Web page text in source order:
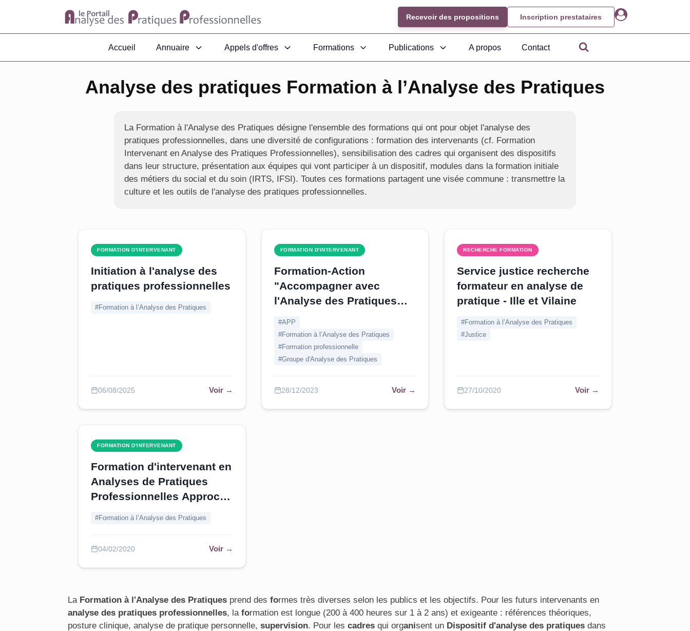
Recevoir des propositions Inscription prestataires
Accueil Annuaire Appels d'offres Formations Publications A propos Contact
Analyse des pratiques Formation à l’Analyse des Pratiques
La Formation à l'Analyse des Pratiques désigne l'ensemble des formations qui ont pour objet l'analyse des
pratiques professionnelles, dans une diversité de configurations : formation des intervenants (cf. Formation
Intervenant en Analyse des Pratiques Professionnelles), sensibilisation des cadres qui organisent des dispositifs
dans leur structure, présentation aux équipes qui vont participer à un dispositif, modules dans la formation initiale
des métiers du social et du soin (IRTS, IFSI). Toutes ces formations partagent une visée commune : transmettre la
culture et les outils de l'analyse des pratiques professionnelles.
FORMATION D'INTERVENANT
Initiation à l'analyse des
pratiques professionnelles
#Formation à l’Analyse des Pratiques
06/08/2025 Voir →
FORMATION D'INTERVENANT
Formation-Action
"Accompagner avec
l'Analyse des Pratiques
(Sarthe & Yonne)
#APP
#Formation à l’Analyse des Pratiques
#Formation professionnelle
#Groupe d'Analyse des Pratiques
28/12/2023 Voir →
RECHERCHE FORMATION
Service justice recherche
formateur en analyse de
pratique - Ille et Vilaine
#Formation à l’Analyse des Pratiques
#Justice
27/10/2020 Voir →
FORMATION D'INTERVENANT
Formation d'intervenant en
Analyses de Pratiques
Professionnelles Approche
#Formation à l’Analyse des Pratiques
04/02/2020 Voir →
La Formation à l'Analyse des Pratiques prend des formes très diverses selon les publics et les objectifs. Pour les futurs intervenants en
analyse des pratiques professionnelles, la formation est longue (200 à 400 heures sur 1 à 2 ans) et exigeante : références théoriques,
posture clinique, analyse de pratique personnelle, supervision. Pour les cadres qui organisent un Dispositif d'analyse des pratiques dans